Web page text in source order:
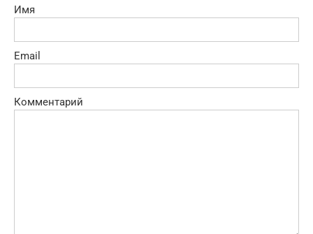
Имя
Email
Комментарий